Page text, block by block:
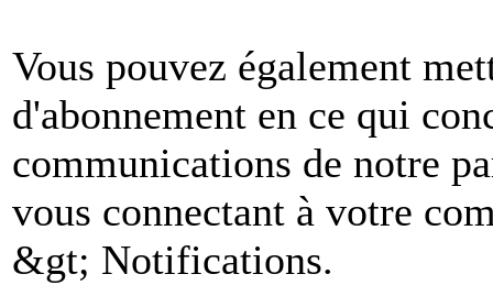
Vous pouvez également
d'abonnement en ce qui
communications de notre
vous connectant à votre
&gt; Notifications.